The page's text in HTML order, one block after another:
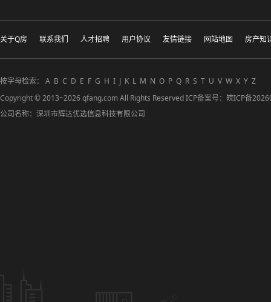
关于Q房 联系我们 人才招聘 用户协议 友情链接 网站地图 房产知
按字母检索： A B C D E F G H I J K L M N O P Q R S T U V W X Y Z
Copyright © 2013~2026 qfang.com All Rights Reserved ICP备案号： 皖ICP备
公司名称：深圳市辉达优选信息科技有限公司